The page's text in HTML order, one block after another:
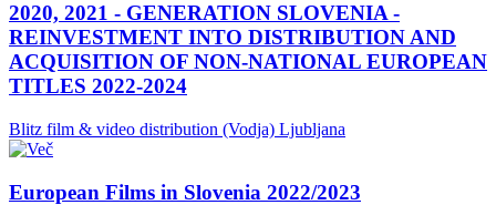
2020, 2021 - GENERATION SLOVENIA -
REINVESTMENT INTO DISTRIBUTION AND
ACQUISITION OF NON-NATIONAL EUROPEAN
TITLES 2022-2024
Blitz film & video distribution (Vodja) Ljubljana
European Films in Slovenia 2022/2023